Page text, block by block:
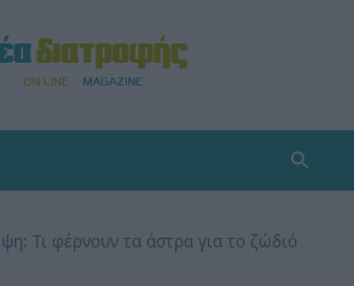
Τι φέρνουν τα άστρα για το ζώδιό